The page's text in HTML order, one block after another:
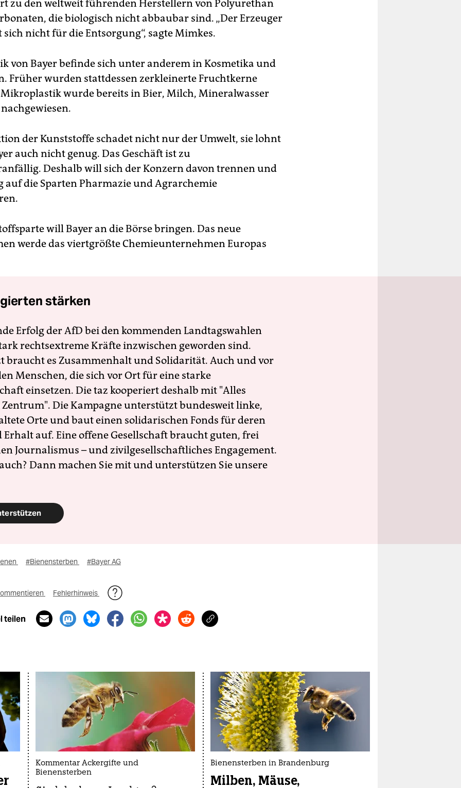
zu den weltweit führenden Herstellern von Polyurethan
die biologisch nicht abbaubar sind. „Der Erzeuger
nicht für die Entsorgung“, sagte Mimkes.
von Bayer befinde sich unter anderem in Kosmetika und
Früher wurden stattdessen zerkleinerte Fruchtkerne
Mikroplastik wurde bereits in Bier, Milch, Mineralwasser
der Kunststoffe schadet nicht nur der Umwelt, sie lohnt
auch nicht genug. Das Geschäft ist zu
Deshalb will sich der Konzern davon trennen und
auf die Sparten Pharmazie und Agrarchemie
will Bayer an die Börse bringen. Das neue
werde das viertgrößte Chemieunternehmen Europas
stärken
Erfolg der AfD bei den kommenden Landtagswahlen
rechtsextreme Kräfte inzwischen geworden sind.
braucht es Zusammenhalt und Solidarität. Auch und vor
Menschen, die sich vor Ort für eine starke
einsetzen. Die taz kooperiert deshalb mit "Alles
Die Kampagne unterstützt bundesweit linke,
Orte und baut einen solidarischen Fonds für deren
Erhalt auf. Eine offene Gesellschaft braucht guten, frei
Journalismus – und zivilgesellschaftliches Engagement.
Dann machen Sie mit und unterstützen Sie unsere
#Bienensterben #Bayer AG
Fehlerhinweis
teilen
Kommentar Ackergifte und
Bienensterben
Bienensterben in Brandenburg
Milben, Mäuse,